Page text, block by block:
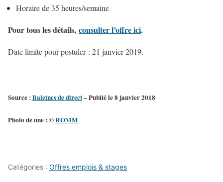
Horaire de 35 heures/semaine
Pour tous les détails, consulter l’offre ici.
Date limite pour postuler : 21 janvier 2019.
Source :Baleines de direct– Publié le 8 janvier 2018
Photo de une : ©ROMM
Catégories : Offres emplois & stages